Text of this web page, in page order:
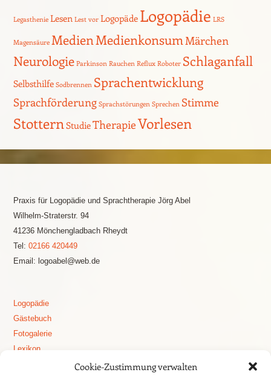
Cookie-Zustimmung verwalten
Legasthenie Lesen Lest vor Logopäde Logopädie LRS
Magensäure MedienMedienkonsumMärchen
Neurologie Parkinson Rauchen Reflux Roboter Schlaganfall
Selbsthilfe Sodbrennen Sprachentwicklung
Sprachförderung Sprachstörungen Sprechen Stimme
StotternStudieTherapieVorlesen
Praxis für Logopädie und Sprachtherapie Jörg Abel
Wilhelm-Straterstr. 94
41236 Mönchengladbach Rheydt
Tel: 02166 420449
Email: logoabel@web.de
Logopädie
Gästebuch
Fotogalerie
Lexikon